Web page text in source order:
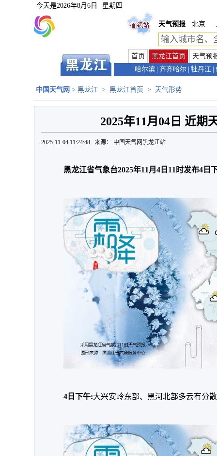
今天是2026年8月6日 星期四
天气预报 北京
首页 黑龙江首页
天气预
哈尔滨 齐齐哈尔 牡丹江
中国天气网 > 黑龙江 > 黑龙江首页 > 天气形势
2025年11月04日 近期
2025-11-04 11:24:48 来源： 中国天气网黑龙江站
黑龙江省气象台2025年11月4日11时发布4日
4日下午:大兴安岭东部、黑河北部多云有分